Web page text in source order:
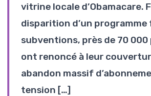
vitrine locale d’Obamacare.
disparition d’un programme
subventions, près de 70
ont renoncé à leur
abandon massif
tension […]